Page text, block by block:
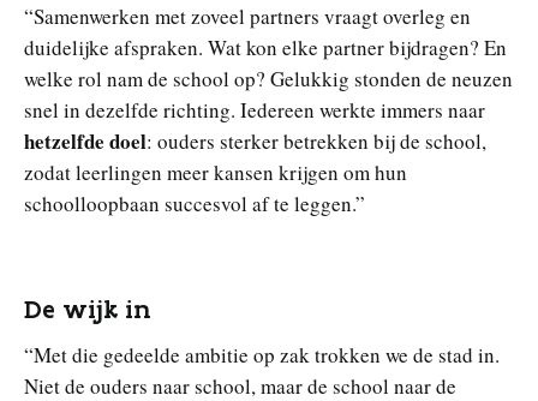
“Samenwerken met zoveel partners vraagt overleg en
duidelijke afspraken. Wat kon elke partner bijdragen? En
welke rol nam de school op? Gelukkig stonden de neuzen
snel in dezelfde richting. Iedereen werkte immers naar
hetzelfde doel: ouders sterker betrekken bij de school,
zodat leerlingen meer kansen krijgen om hun
schoolloopbaan succesvol af te leggen.”
De wijk in
“Met die gedeelde ambitie op zak trokken we de stad in.
Niet de ouders naar school, maar de school naar de